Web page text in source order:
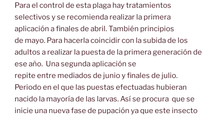
Para el control de esta plaga hay tratamientos
selectivos y se recomienda realizar la primera
aplicación a finales de abril. También principios
de mayo. Para hacerla coincidir con la subida de los
adultos a realizar la puesta de la primera generación de
ese año. Una segunda aplicación se
repite entre mediados de junio y finales de julio.
Periodo en el que las puestas efectuadas hubieran
nacido la mayoría de las larvas. Así se procura que se
inicie una nueva fase de pupación ya que este insecto